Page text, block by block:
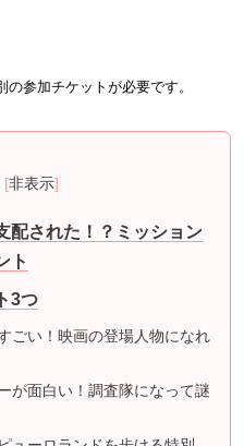
参加チケットが必要です。
[非表示]
配された！？ミッション
ト
3つ
い！映画の登場人物になれ
面白い！調査隊になって謎